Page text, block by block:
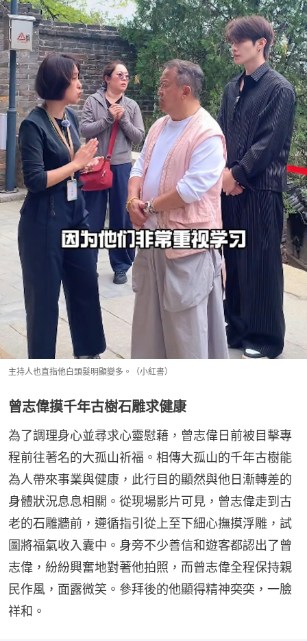
主持人也直指他白頭髮明顯變多。（小紅書）
曾志偉摸千年古樹石雕求健康
為了調理身心並尋求心靈慰藉，曾志偉日前被目擊專
程前往著名的大孤山祈福。相傳大孤山的千年古樹能
為人帶來事業與健康，此行目的顯然與他日漸轉差的
身體狀況息息相關。從現場影片可見，曾志偉走到古
老的石雕牆前，遵循指引從上至下細心撫摸浮雕，試
圖將福氣收入囊中。身旁不少善信和遊客都認出了曾
志偉，紛紛興奮地對著他拍照，而曾志偉全程保持親
民作風，面露微笑。參拜後的他顯得精神奕奕，一臉
祥和。